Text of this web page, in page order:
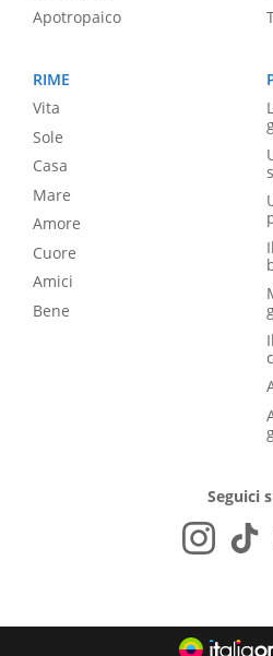
Apotropaico
RIME
Vita
Sole
Casa
Mare
Amore
Cuore
Amici
Bene
Seguici